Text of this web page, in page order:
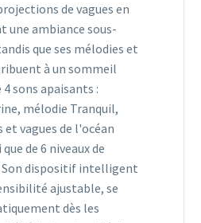
de vagues en
une ambiance sous-
que ses mélodies et
à un sommeil
sons apaisants :
mélodie Tranquil,
vagues de l'océan
de 6 niveaux de
Son dispositif intelligent
ajustable, se
dès les